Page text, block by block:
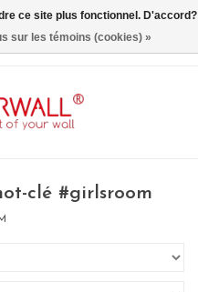
clé #girlsroom
ce site plus fonctionnel. D'accord?
sur les témoins (cookies) »